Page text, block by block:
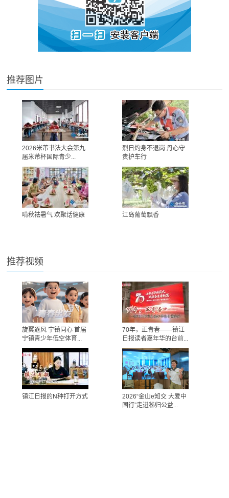
推荐图片
2026米芾书法大会第九
届米芾杯国际青少...
烈日灼身不退岗 丹心守
责护车行
啃秋祛暑气 欢聚话健康 江岛葡萄飘香
推荐视频
旋翼逐风 宁镇同心 首届
宁镇青少年低空体育...
70年，正青春——镇江
日报读者嘉年华的台前...
镇江日报的N种打开方式
2026“金山e知交 大爱中
国行”走进秭归公益...